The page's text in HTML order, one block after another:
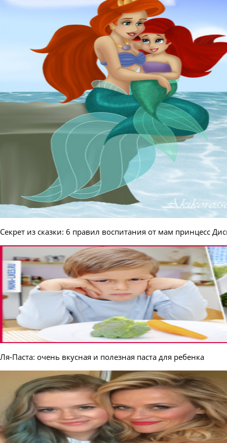
Секрет из сказки: 6 правил воспитания от мам принцесс
Ля-Паста: очень вкусная и полезная паста для ребенка